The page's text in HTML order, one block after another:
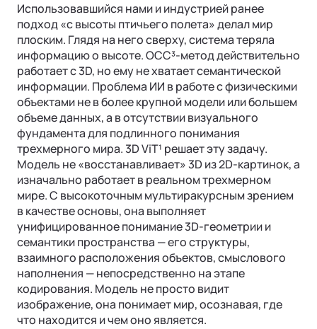
Использовавшийся нами и индустрией ранее
подход «с высоты птичьего полета» делал мир
плоским. Глядя на него сверху, система теряла
информацию о высоте. OCC³-метод действительно
работает с 3D, но ему не хватает семантической
информации. Проблема ИИ в работе с физическими
объектами не в более крупной модели или большем
объеме данных, а в отсутствии визуального
фундамента для подлинного понимания
трехмерного мира. 3D ViT¹ решает эту задачу.
Модель не «восстанавливает» 3D из 2D-картинок, а
изначально работает в реальном трехмерном
мире. С высокоточным мультиракурсным зрением
в качестве основы, она выполняет
унифицированное понимание 3D-геометрии и
семантики пространства — его структуры,
взаимного расположения объектов, смыслового
наполнения — непосредственно на этапе
кодирования. Модель не просто видит
изображение, она понимает мир, осознавая, где
что находится и чем оно является.